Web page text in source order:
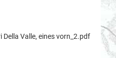
Della Valle, eines vorn_2.pdf